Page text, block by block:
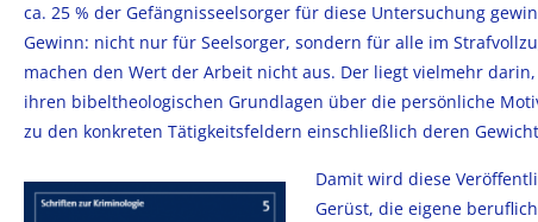
ca. 25 % der Gefängnisseelsorger für diese Untersuchung
Gewinn: nicht nur für Seelsorger, sondern für alle im
machen den Wert der Arbeit nicht aus. Der liegt vielmehr
ihren bibeltheologischen Grundlagen über die persönliche
zu den konkreten Tätigkeitsfeldern einschließlich deren
Damit wird diese
Gerüst, die eigene